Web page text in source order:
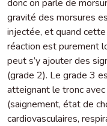
donc on parle de
gravité des morsures
injectée, et quand
réaction est purement
peut s’y ajouter des
(grade 2). Le grade 3
atteignant le tronc
(saignement, état de
cardiovasculaires,